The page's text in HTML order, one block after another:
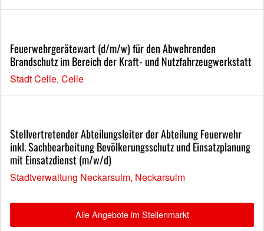
Feuerwehrgerätewart (d/m/w) für den Abwehrenden
Brandschutz im Bereich der Kraft- und Nutzfahrzeugwerkstatt
Stadt Celle, Celle
Stellvertretender Abteilungsleiter der Abteilung Feuerwehr
inkl. Sachbearbeitung Bevölkerungsschutz und Einsatzplanung
mit Einsatzdienst (m/w/d)
Stadtverwaltung Neckarsulm, Neckarsulm
Alle Angebote im Stellenmarkt